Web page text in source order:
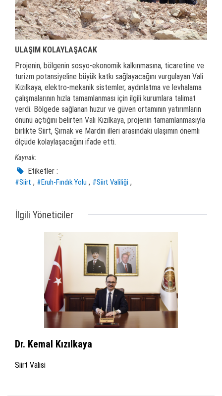
ULAŞIM KOLAYLAŞACAK
Projenin, bölgenin sosyo-ekonomik kalkınmasına, ticaretine ve
turizm potansiyeline büyük katkı sağlayacağını vurgulayan Vali
Kızılkaya, elektro-mekanik sistemler, aydınlatma ve levhalama
çalışmalarının hızla tamamlanması için ilgili kurumlara talimat
verdi. Bölgede sağlanan huzur ve güven ortamının yatırımların
önünü açtığını belirten Vali Kızılkaya, projenin tamamlanmasıyla
birlikte Siirt, Şırnak ve Mardin illeri arasındaki ulaşımın önemli
ölçüde kolaylaşacağını ifade etti.
Kaynak:
Etiketler :
#Siirt , #Eruh-Fındık Yolu , #Siirt Valiliği ,
İlgili Yöneticiler
Dr. Kemal Kızılkaya
Siirt Valisi